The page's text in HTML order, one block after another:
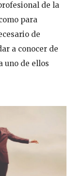
de la
para
de
a conocer de
uno de ellos